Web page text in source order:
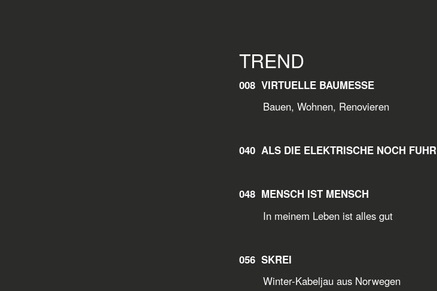
TREND
008 VIRTUELLE BAUMESSE
Bauen, Wohnen, Renovieren
040 ALS DIE ELEKTRISCHE NOCH FUHR
048 MENSCH IST MENSCH
In meinem Leben ist alles gut
056 SKREI
Winter-Kabeljau aus Norwegen